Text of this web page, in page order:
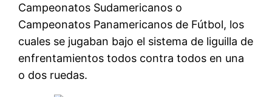
Campeonatos Sudamericanos o
Campeonatos Panamericanos de Fútbol, los
cuales se jugaban bajo el sistema de liguilla de
enfrentamientos todos contra todos en una
o dos ruedas.